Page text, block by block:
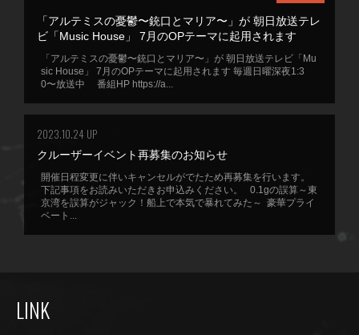
「アルテミスの憂鬱〜銃口とマリア〜」が 朝日放送テレ
ビ「Music House」 7月のOPテーマに起用されます
「アルテミスの憂鬱〜銃口とマリア〜」が 朝日放送テレビ「Mu
sic House」 7月のOPテーマに起用されます 毎週日曜深夜1:3
0〜放送中 番組HP https://a...
2023.10.24 UP
クルーザーイベント再募集のお知らせ
開催日程変更に伴いキャンセルがでたため再募集を行います。
下記事項をお読みいただきお申込みください。 0.1gの誤算～東
京湾を誤算がジャック！船上で本気で暴れてみた～ 豪華プライ
ベート...
LINK